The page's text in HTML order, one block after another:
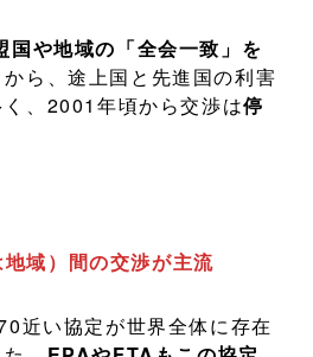
国や地域の「全会一致」を
ら、途上国と先進国の利害
、2001年頃から交渉は停
域）間の交渉が主流
近い協定が世界全体に存在